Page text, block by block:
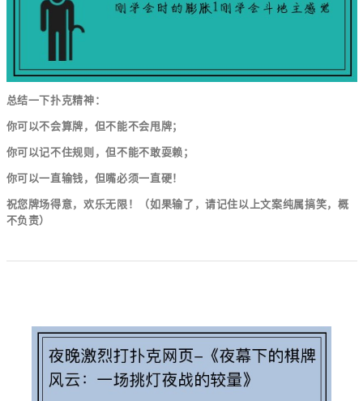
总结一下扑克精神：
你可以不会算牌，但不能不会甩牌；
你可以记不住规则，但不能不敢耍赖；
你可以一直输钱，但嘴必须一直硬！
祝您牌场得意，欢乐无限！（如果输了，请记住以上文案纯属搞笑，概
不负责）